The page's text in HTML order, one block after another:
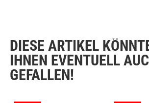
DIESE ARTIKEL
IHNEN EVENTUELL
GEFALLEN!